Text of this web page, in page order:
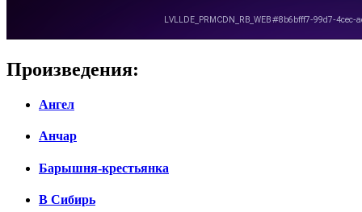
Произведения:
Ангел
Анчар
Барышня-крестьянка
В Сибирь